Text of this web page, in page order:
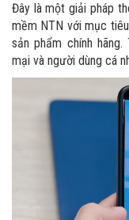
Đây là một giải pháp
mềm NTN với mục
sản phẩm chính
mại và người dùng cá